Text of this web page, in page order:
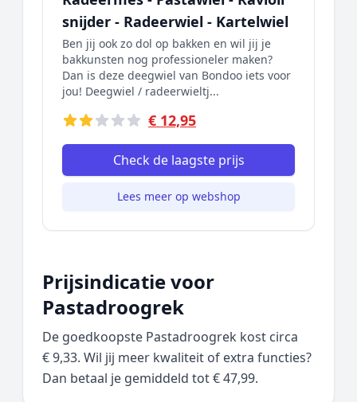
snijder - Radeerwiel - Kartelwiel
Ben jij ook zo dol op bakken en wil jij je
bakkunsten nog professioneler maken?
Dan is deze deegwiel van Bondoo iets voor
jou! Deegwiel / radeerwieltj...
€ 12,95
Check de laagste prijs
Lees meer op webshop
Prijsindicatie voor
Pastadroogrek
De goedkoopste Pastadroogrek kost circa
€ 9,33. Wil jij meer kwaliteit of extra functies?
Dan betaal je gemiddeld tot € 47,99.